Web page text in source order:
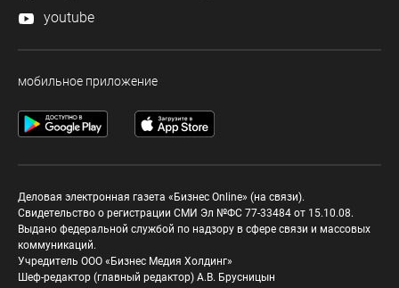
youtube
мобильное приложение
Деловая электронная газета «Бизнес Online» (на связи).
Свидетельство о регистрации СМИ Эл №ФС 77-33484 от 15.10.08.
Выдано федеральной службой по надзору в сфере связи и массовых
коммуникаций.
Учредитель ООО «Бизнес Медия Холдинг»
Шеф-редактор (главный редактор) А.В. Брусницын